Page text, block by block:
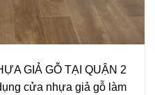
GIẢ GỖ TẠI QUẬN 2
cửa nhựa giả gỗ làm